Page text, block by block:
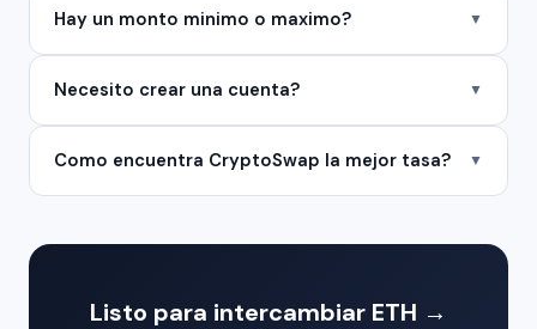
Hay un monto minimo o maximo? ▼
Necesito crear una cuenta? ▼
Como encuentra CryptoSwap la mejor tasa? ▼
Listo para intercambiar ETH →